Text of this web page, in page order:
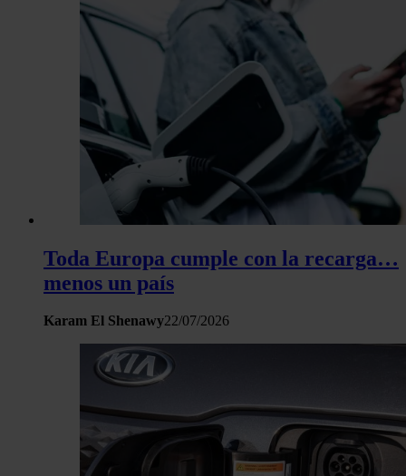
Toda Europa cumple con la recarga…
menos un país
Karam El Shenawy22/07/2026